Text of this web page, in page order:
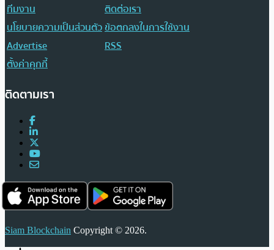
ทีมงาน
ติดต่อเรา
นโยบายความเป็นส่วนตัวข้อตกลงในการใช้งาน
Advertise
RSS
ตั้งค่าคุกกี้
ติดตามเรา
Siam Blockchain Copyright © 2026.